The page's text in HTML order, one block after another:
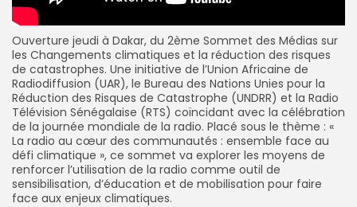
Ouverture jeudi à Dakar, du 2ème Sommet des Médias sur
les Changements climatiques et la réduction des risques
de catastrophes. Une initiative de l’Union Africaine de
Radiodiffusion (UAR), le Bureau des Nations Unies pour la
Réduction des Risques de Catastrophe (UNDRR) et la Radio
Télévision Sénégalaise (RTS) coïncidant avec la célébration
de la journée mondiale de la radio. Placé sous le thème : «
La radio au cœur des communautés : ensemble face au
défi climatique », ce sommet va explorer les moyens de
renforcer l’utilisation de la radio comme outil de
sensibilisation, d’éducation et de mobilisation pour faire
face aux enjeux climatiques.